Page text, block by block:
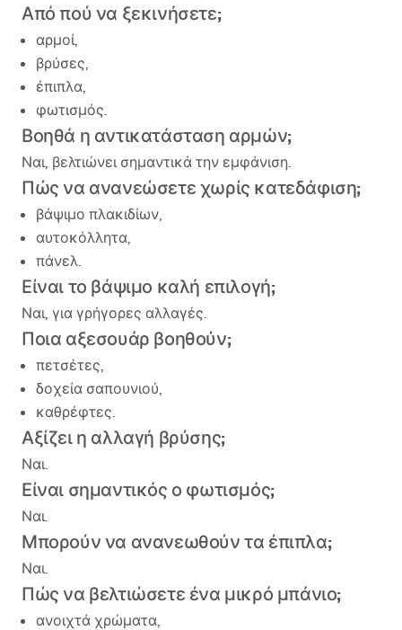
Από πού να ξεκινήσετε;
αρμοί,
βρύσες,
έπιπλα,
φωτισμός.
Βοηθά η αντικατάσταση αρμών;
Ναι, βελτιώνει σημαντικά την εμφάνιση.
Πώς να ανανεώσετε χωρίς κατεδάφιση;
βάψιμο πλακιδίων,
αυτοκόλλητα,
πάνελ.
Είναι το βάψιμο καλή επιλογή;
Ναι, για γρήγορες αλλαγές.
Ποια αξεσουάρ βοηθούν;
πετσέτες,
δοχεία σαπουνιού,
καθρέφτες.
Αξίζει η αλλαγή βρύσης;
Ναι.
Είναι σημαντικός ο φωτισμός;
Ναι.
Μπορούν να ανανεωθούν τα έπιπλα;
Ναι.
Πώς να βελτιώσετε ένα μικρό μπάνιο;
ανοιχτά χρώματα,